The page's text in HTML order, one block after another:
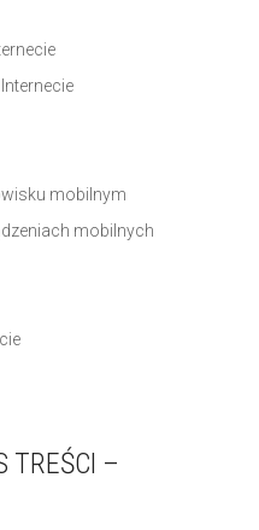
mobilnym
mobilnych
TREŚCI –